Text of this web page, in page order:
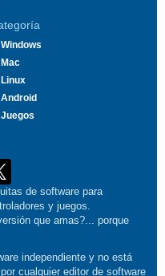
Windows
Mac
Linux
Android
Juegos
de software para
y juegos.
que amas?... porque
independiente y no está
cualquier editor de software